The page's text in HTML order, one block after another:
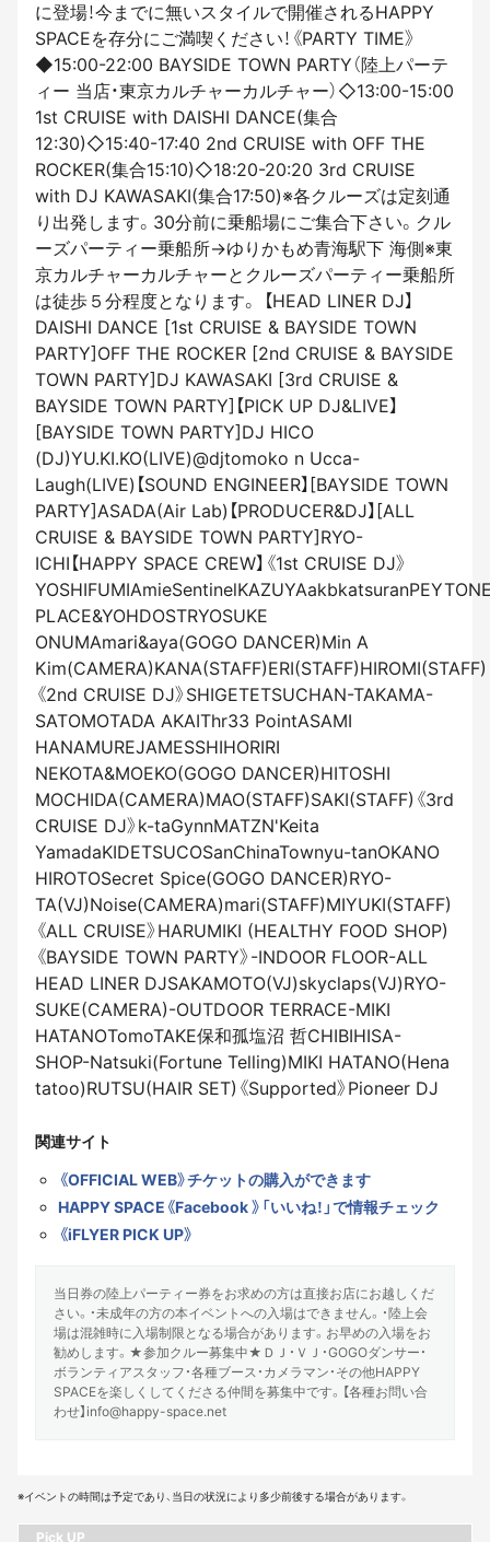
に登場！今までに無いスタイルで開催されるHAPPY
SPACEを存分にご満喫ください！《PARTY TIME》
◆15:00-22:00 BAYSIDE TOWN PARTY（陸上パーテ
ィー 当店・東京カルチャーカルチャー）◇13:00-15:00
1st CRUISE with DAISHI DANCE(集合
12:30)◇15:40-17:40 2nd CRUISE with OFF THE
ROCKER(集合15:10)◇18:20-20:20 3rd CRUISE
with DJ KAWASAKI(集合17:50)※各クルーズは定刻通
り出発します。30分前に乗船場にご集合下さい。クル
ーズパーティー乗船所→ゆりかもめ青海駅下 海側※東
京カルチャーカルチャーとクルーズパーティー乗船所
は徒歩５分程度となります。 【HEAD LINER DJ】
DAISHI DANCE [1st CRUISE & BAYSIDE TOWN
PARTY]OFF THE ROCKER [2nd CRUISE & BAYSIDE
TOWN PARTY]DJ KAWASAKI [3rd CRUISE &
BAYSIDE TOWN PARTY]【PICK UP DJ&LIVE】
[BAYSIDE TOWN PARTY]DJ HICO
(DJ)YU.KI.KO(LIVE)@djtomoko n Ucca-
Laugh(LIVE)【SOUND ENGINEER】[BAYSIDE TOWN
PARTY]ASADA(Air Lab)【PRODUCER&DJ】[ALL
CRUISE & BAYSIDE TOWN PARTY]RYO-
ICHI【HAPPY SPACE CREW】《1st CRUISE DJ》
PLACE&YOHDOSTRYOSUKE
ONUMAmari&aya(GOGO DANCER)Min A
Kim(CAMERA)KANA(STAFF)ERI(STAFF)HIROMI(STAFF)
《2nd CRUISE DJ》SHIGETETSUCHAN-TAKAMA-
SATOMOTADA AKAIThr33 PointASAMI
HANAMUREJAMESSHIHORIRI
NEKOTA&MOEKO(GOGO DANCER)HITOSHI
MOCHIDA(CAMERA)MAO(STAFF)SAKI(STAFF)《3rd
CRUISE DJ》k-taGynnMATZN'Keita
YamadaKIDETSUCOSanChinaTownyu-tanOKANO
HIROTOSecret Spice(GOGO DANCER)RYO-
TA(VJ)Noise(CAMERA)mari(STAFF)MIYUKI(STAFF)
《ALL CRUISE》HARUMIKI (HEALTHY FOOD SHOP)
《BAYSIDE TOWN PARTY》-INDOOR FLOOR-ALL
HEAD LINER DJSAKAMOTO(VJ)skyclaps(VJ)RYO-
SUKE(CAMERA)-OUTDOOR TERRACE-MIKI
HATANOTomoTAKE保和孤塩沼 哲CHIBIHISA-
SHOP-Natsuki(Fortune Telling)MIKI HATANO(Hena
tatoo)RUTSU(HAIR SET)《Supported》Pioneer DJ
関連サイト
《OFFICIAL WEB》チケットの購入ができます
HAPPY SPACE《Facebook 》「いいね！」で情報チェック
《iFLYER PICK UP》
当日券の陸上パーティー券をお求めの方は直接お店にお越しくだ
さい。・未成年の方の本イベントへの入場はできません。・陸上会
場は混雑時に入場制限となる場合があります。お早めの入場をお
勧めします。★参加クルー募集中★ＤＪ・ＶＪ・GOGOダンサー・
ボランティアスタッフ・各種ブース・カメラマン・その他HAPPY
SPACEを楽しくしてくださる仲間を募集中です。【各種お問い合
わせ】info@happy-space.net
※イベントの時間は予定であり、当日の状況により多少前後する場合があります。
Pick UP